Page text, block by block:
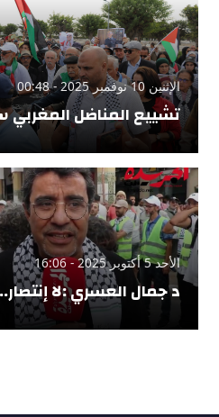
الإثنين 10 نوفمبر 2025 - 00:48
تشييع المناضل
الأحد 5 أكتوبر 2025 - 16:06
د جمال العسري :لا إنتصار..